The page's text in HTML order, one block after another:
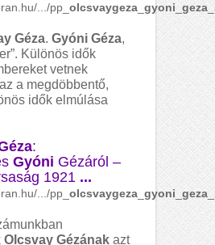
.../pp_ olcsvaygeza gyoni_geza
Géza. Gyóni Géza,
Különös idők
vetnek
a megdöbbentő,
idők elmúlása
:
Gyóni Gézáról –
1921 ...
.../pp_ olcsvaygeza gyoni_geza
Olcsvay Gézának azt